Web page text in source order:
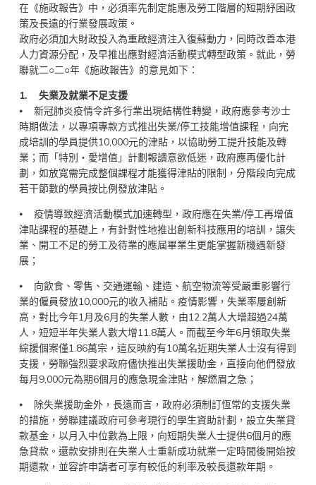
在《施政報告》中，必須率先制定能惠及勞工階層的短期紓困政
策及長遠的行業發展政策。
政府必須加大財政投入為重啟經濟注入復蘇動力，同時改善本港
人力資源分配，及早推出應對經濟活動模式轉型政策。就此，勞
聯就二○二○年《施政報告》的意見如下：
1. 失業及就業不足支援
⦁ 新冠肺炎疫情令許多行業出現結構性轉變，政府應參考沙士
時期做法，以專項專款方式推出失業/停工技能增值課程，向完
成培訓的學員提供10,000元的津貼，以協助勞工提升技能及轉
業；而「特別‧愛增值」計劃報讀意欲低迷，政府應再優化計
劃，如放寬需完成整個課程才能獲得津貼的限制，分階段向完成
若干節數的學員按比例發放津貼。
⦁ 疫情導致經濟活動模式加速轉型，政府應在失業/停工再增值
津貼課程的基礎上，有針對性地推出創新科技應用的培訓，讓失
業、開工不足的勞工及待業的應屆畢業生更能掌握新機遇新發
展；
⦁ 向飲食、零售、交通運輸、建造、航空物流等受嚴重影響行
業的僱員發放10,000元的收入補貼。疫情影響，失業率屢創新
高，對比今年1月及6月的失業人數，由12.2萬人大增超過24萬
人，短短半年失業人數大增11.8萬人。而截至今年6月領取失業
綜援個案僅1.86萬宗，這反映約有10萬名近期失業人士沒有得到
支援，勞聯強烈要求政府儘快推出失業援助金，直接向他們發放
每月9,000元為期6個月的應急現金津貼，解燃眉之急；
⦁ 除失業援助金外，長遠而言，政府必須制訂恆常的支援失業
的措施，勞聯建議政府可參考現行的學生資助計劃，設立失業貸
款基金，以月入中位數為上限，向短期失業人士提供6個月的應
急貸款。還款安排則在失業人士重新成功就業一定時間後開始按
期還款，並容許申請者可享有較低的利率及較長還款年期。